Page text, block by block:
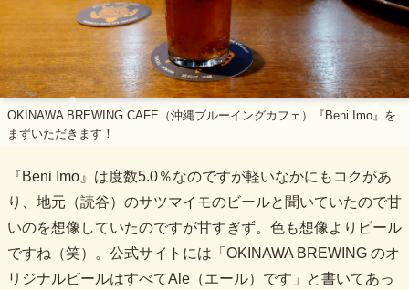
OKINAWA BREWING CAFE（沖縄ブルーイングカフェ）『Beni Imo』を
まずいただきます！
『Beni Imo』は度数5.0％なのですが軽いなかにもコクがあ
り、地元（読谷）のサツマイモのビールと聞いていたので甘
いのを想像していたのですが甘すぎず。色も想像よりビール
ですね（笑）。公式サイトには「OKINAWA BREWING のオ
リジナルビールはすべてAle（エール）です」と書いてあっ